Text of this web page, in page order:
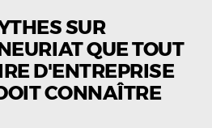
SUR
QUE TOUT
D'ENTREPRISE
CONNAÎTRE